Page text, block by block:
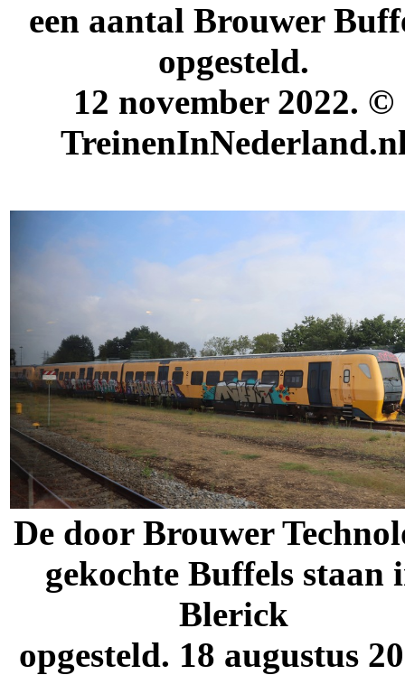
een aantal Brouwer
opgesteld.
12 november 2022. ©
De door Brouwer
gekochte Buffels staan
Blerick
opgesteld. 18 augustus